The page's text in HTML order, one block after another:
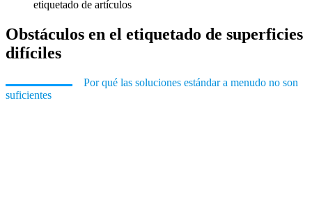
Obstáculos en el etiquetado de superficies
difíciles
Por qué las soluciones estándar a menudo no son
suficientes